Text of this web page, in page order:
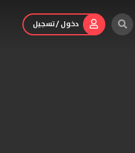
دخول / تسجيل